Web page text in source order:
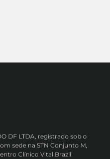
DF LTDA, registrado sob o
sede na STN Conjunto M,
Clínico Vital Brazil